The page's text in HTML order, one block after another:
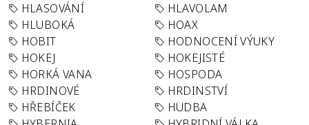
HLASOVÁNÍ
HLAVOLAM
HLUBOKÁ
HOAX
HOBIT
HODNOCENÍ VÝUKY
HOKEJ
HOKEJISTÉ
HORKÁ VANA
HOSPODA
HRDINOVÉ
HRDINSTVÍ
HŘEBÍČEK
HUDBA